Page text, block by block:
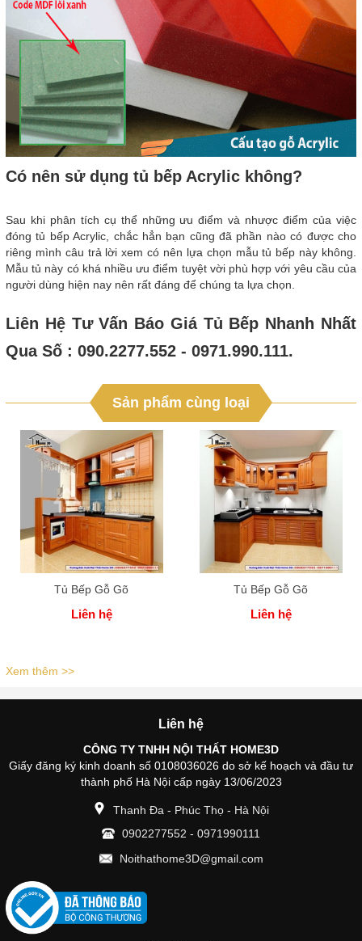
Có nên sử dụng tủ bếp Acrylic không?
Sau khi phân tích cụ thể những ưu điểm và nhược điểm của việc
đóng tủ bếp Acrylic, chắc hẳn bạn cũng đã phần nào có được cho
riêng mình câu trả lời xem có nên lựa chọn mẫu tủ bếp này không.
Mẫu tủ này có khá nhiều ưu điểm tuyệt vời phù hợp với yêu cầu của
người dùng hiện nay nên rất đáng để chúng ta lựa chọn.
Liên Hệ Tư Vấn Báo Giá Tủ Bếp Nhanh Nhất
Qua Số : 090.2277.552 - 0971.990.111.
Sản phẩm cùng loại
Tủ Bếp Gỗ Gõ
Liên hệ
Tủ Bếp Gỗ Gõ
Liên hệ
Xem thêm >>
Liên hệ
CÔNG TY TNHH NỘI THẤT HOME3D
Giấy đăng ký kinh doanh số 0108036026 do sở kế hoạch và đầu tư
thành phố Hà Nội cấp ngày 13/06/2023
Thanh Đa - Phúc Thọ - Hà Nội
0902277552 - 0971990111
Noithathome3D@gmail.com